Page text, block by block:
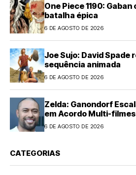
One Piece 1190:
batalha épica
6 DE AGOSTO DE 2026
Joe Sujo: David Spade
sequência animada
6 DE AGOSTO DE 2026
Zelda: Ganondorf
em Acordo Multi-filmes
6 DE AGOSTO DE 2026
CATEGORIAS